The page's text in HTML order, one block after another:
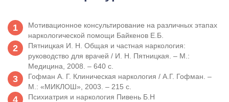
Мотивационное консультирование на различных этапах
наркологической помощи Байкенов Е.Б.
Пятницкая И. Н. Общая и частная наркология:
руководство для врачей / И. Н. Пятницкая. – М.:
Медицина, 2008. – 640 с.
Гофман А. Г. Клиническая наркология / А.Г. Гофман. –
М.: «МИКЛОШ», 2003. – 215 с.
Психиатрия и наркология Пивень Б.Н